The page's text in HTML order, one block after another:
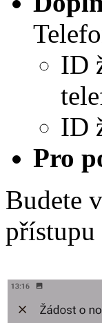
ID
ID
Pro
Budete
přístupu